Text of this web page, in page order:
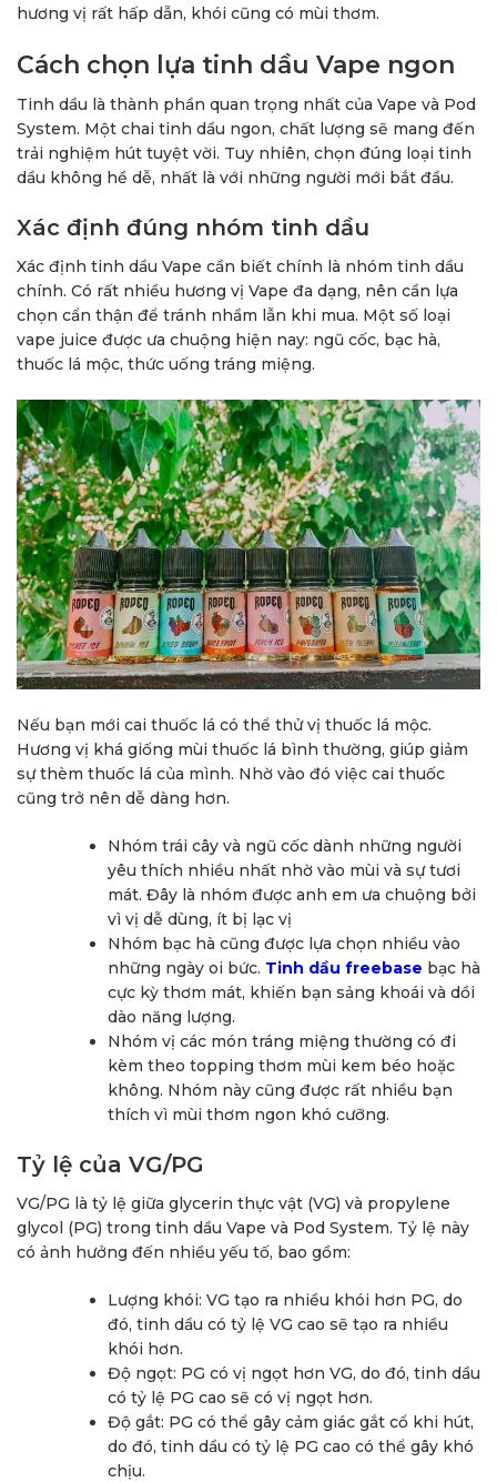
hương vị rất hấp dẫn, khói cũng có mùi thơm.
Cách chọn lựa tinh dầu Vape ngon
Tinh dầu là thành phần quan trọng nhất của Vape và Pod
System. Một chai tinh dầu ngon, chất lượng sẽ mang đến
trải nghiệm hút tuyệt vời. Tuy nhiên, chọn đúng loại tinh
dầu không hề dễ, nhất là với những người mới bắt đầu.
Xác định đúng nhóm tinh dầu
Xác định tinh dầu Vape cần biết chính là nhóm tinh dầu
chính. Có rất nhiều hương vị Vape đa dạng, nên cần lựa
chọn cẩn thận để tránh nhầm lẫn khi mua. Một số loại
vape juice được ưa chuộng hiện nay: ngũ cốc, bạc hà,
thuốc lá mộc, thức uống tráng miệng.
Nếu bạn mới cai thuốc lá có thể thử vị thuốc lá mộc.
Hương vị khá giống mùi thuốc lá bình thường, giúp giảm
sự thèm thuốc lá của mình. Nhờ vào đó việc cai thuốc
cũng trở nên dễ dàng hơn.
Nhóm trái cây và ngũ cốc dành những người
yêu thích nhiều nhất nhờ vào mùi và sự tươi
mát. Đây là nhóm được anh em ưa chuộng bởi
vì vị dễ dùng, ít bị lạc vị
Nhóm bạc hà cũng được lựa chọn nhiều vào
những ngày oi bức. Tinh dầu freebase bạc hà
cực kỳ thơm mát, khiến bạn sảng khoái và dồi
dào năng lượng.
Nhóm vị các món tráng miệng thường có đi
kèm theo topping thơm mùi kem béo hoặc
không. Nhóm này cũng được rất nhiều bạn
thích vì mùi thơm ngon khó cưỡng.
Tỷ lệ của VG/PG
VG/PG là tỷ lệ giữa glycerin thực vật (VG) và propylene
glycol (PG) trong tinh dầu Vape và Pod System. Tỷ lệ này
có ảnh hưởng đến nhiều yếu tố, bao gồm:
Lượng khói: VG tạo ra nhiều khói hơn PG, do
đó, tinh dầu có tỷ lệ VG cao sẽ tạo ra nhiều
khói hơn.
Độ ngọt: PG có vị ngọt hơn VG, do đó, tinh dầu
có tỷ lệ PG cao sẽ có vị ngọt hơn.
Độ gắt: PG có thể gây cảm giác gắt cổ khi hút,
do đó, tinh dầu có tỷ lệ PG cao có thể gây khó
chịu.